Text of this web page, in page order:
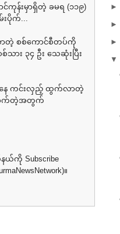
င်ကုန်းမှာရှိတဲ့ ခမရ (၁၁၉)
းပိုက်...
ာတဲ့ စစ်ကောင်စီတပ်ကို
း ၃၄ ဦး သေဆုံးပြီး
ကနေ ကင်းလှည့် ထွက်လာတဲ့
ခိုက်တဲ့အတွက်
ယ်ကို Subscribe
။
►
►
►
▼